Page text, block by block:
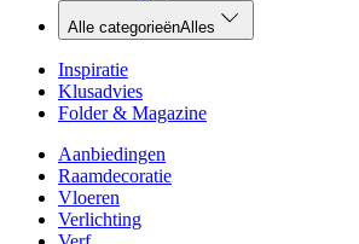
Alle categorieënAlles
Inspiratie
Klusadvies
Folder & Magazine
Aanbiedingen
Raamdecoratie
Vloeren
Verlichting